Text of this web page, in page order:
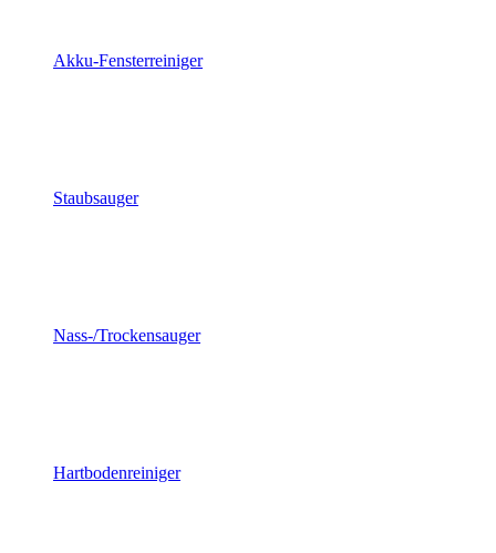
Akku-Fensterreiniger
Staubsauger
Nass-/Trockensauger
Hartbodenreiniger